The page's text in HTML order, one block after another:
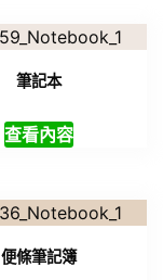
筆記本
查看內容
便條筆記簿